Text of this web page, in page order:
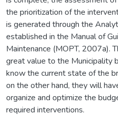
the prioritization of the
is generated through the
established in the Manual of
Maintenance (MOPT, 2007a).
great value to the Municipality
know the current state of the
on the other hand, they will
organize and optimize the
required interventions.